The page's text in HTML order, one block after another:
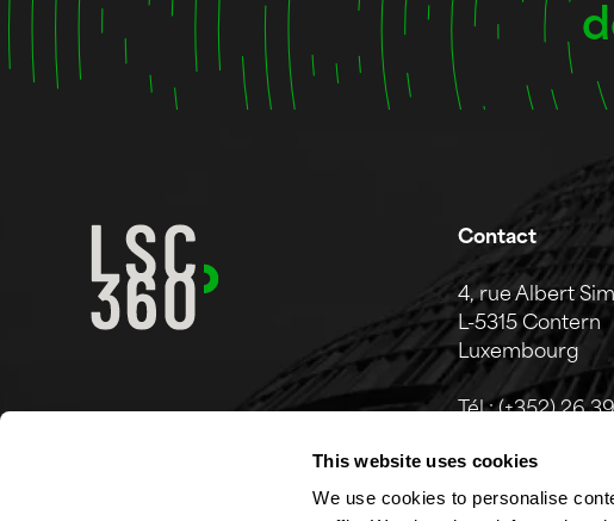
This website uses cookies
We use cookies to personalise
Contact
4, rue Albert
L-5315 Contern
Luxembourg
Tél.:(+352) 26